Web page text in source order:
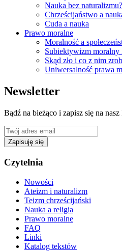
Nauka bez naturalizmu?
Chrześcijaństwo a
Cuda a nauka
Prawo moralne
Moralność a
Subiektywizm moralny
Skąd zło i co z nim
Uniwersalność prawa
Newsletter
Bądź na bieżąco i zapisz się na nasz
Zapisuję się
Czytelnia
Nowości
Ateizm i naturalizm
Teizm chrześcijański
Nauka a religia
Prawo moralne
FAQ
Linki
Katalog tekstów